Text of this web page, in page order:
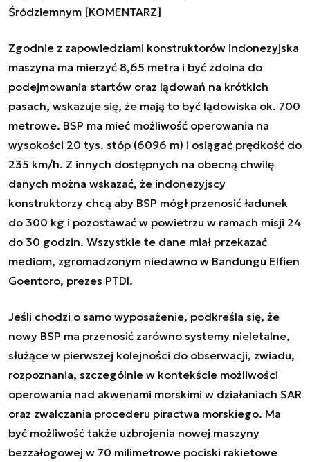
Śródziemnym [KOMENTARZ]
Zgodnie z zapowiedziami konstruktorów indonezyjska
maszyna ma mierzyć 8,65 metra i być zdolna do
podejmowania startów oraz lądowań na krótkich
pasach, wskazuje się, że mają to być lądowiska ok. 700
metrowe. BSP ma mieć możliwość operowania na
wysokości 20 tys. stóp (6096 m) i osiągać prędkość do
235 km/h. Z innych dostępnych na obecną chwilę
danych można wskazać, że indonezyjscy
konstruktorzy chcą aby BSP mógł przenosić ładunek
do 300 kg i pozostawać w powietrzu w ramach misji 24
do 30 godzin. Wszystkie te dane miał przekazać
mediom, zgromadzonym niedawno w Bandungu Elfien
Goentoro, prezes PTDI.
Jeśli chodzi o samo wyposażenie, podkreśla się, że
nowy BSP ma przenosić zarówno systemy nieletalne,
służące w pierwszej kolejności do obserwacji, zwiadu,
rozpoznania, szczególnie w kontekście możliwości
operowania nad akwenami morskimi w działaniach SAR
oraz zwalczania procederu piractwa morskiego. Ma
być możliwość także uzbrojenia nowej maszyny
bezzałogowej w 70 milimetrowe pociski rakietowe